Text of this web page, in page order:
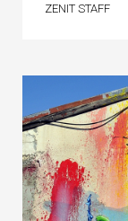
ZENIT STAFF